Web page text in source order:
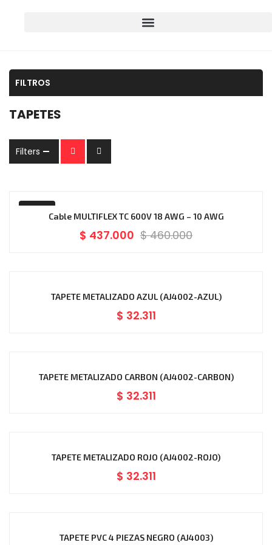
FILTROS
TAPETES
Filters
Cable MULTIFLEX TC 600V 18 AWG – 10 AWG
$460.000
$ 437.000
TAPETE METALIZADO AZUL (AJ4002-AZUL)
$ 32.311
TAPETE METALIZADO CARBON (AJ4002-CARBON)
$ 32.311
TAPETE METALIZADO ROJO (AJ4002-ROJO)
$ 32.311
TAPETE PVC 4 PIEZAS NEGRO (AJ4003)